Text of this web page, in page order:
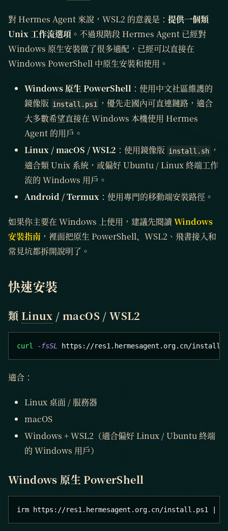
對 Hermes Agent 來說，WSL2 的意義是： 提供一個類
Unix 工作流選項 。不過現階段 Hermes Agent 已經對
Windows 原生安裝做了很多適配，已經可以直接在
Windows PowerShell 中原生安裝和使用。
Windows 原生 PowerShell ：使用中文社區維護的
鏡像版 install.ps1 ，優先走國內可直連鏈路，適合
大多數希望直接在 Windows 本機使用 Hermes
Agent 的用戶。
Linux / macOS / WSL2 ：使用鏡像版 install.sh ，
適合類 Unix 系統，或偏好 Ubuntu / Linux 終端工作
流的 Windows 用戶。
Android / Termux ：使用專門的移動端安裝路徑。
如果你主要在 Windows 上使用，建議先閱讀 Windows
安裝指南 ，裡面把原生 PowerShell、WSL2、飛書接入和
常見坑都拆開說明了。
快速安裝
類 Linux / macOS / WSL2
curl -fsSL https://res1.hermesagent.org.cn/
適合：
Linux 桌面 / 服務器
macOS
Windows + WSL2（適合偏好 Linux / Ubuntu 終端
的 Windows 用戶）
Windows 原生 PowerShell
irm https://res1.hermesagent.org.cn/install.ps1 |